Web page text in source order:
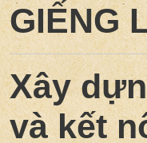
GIẾNG
Xây
và kết